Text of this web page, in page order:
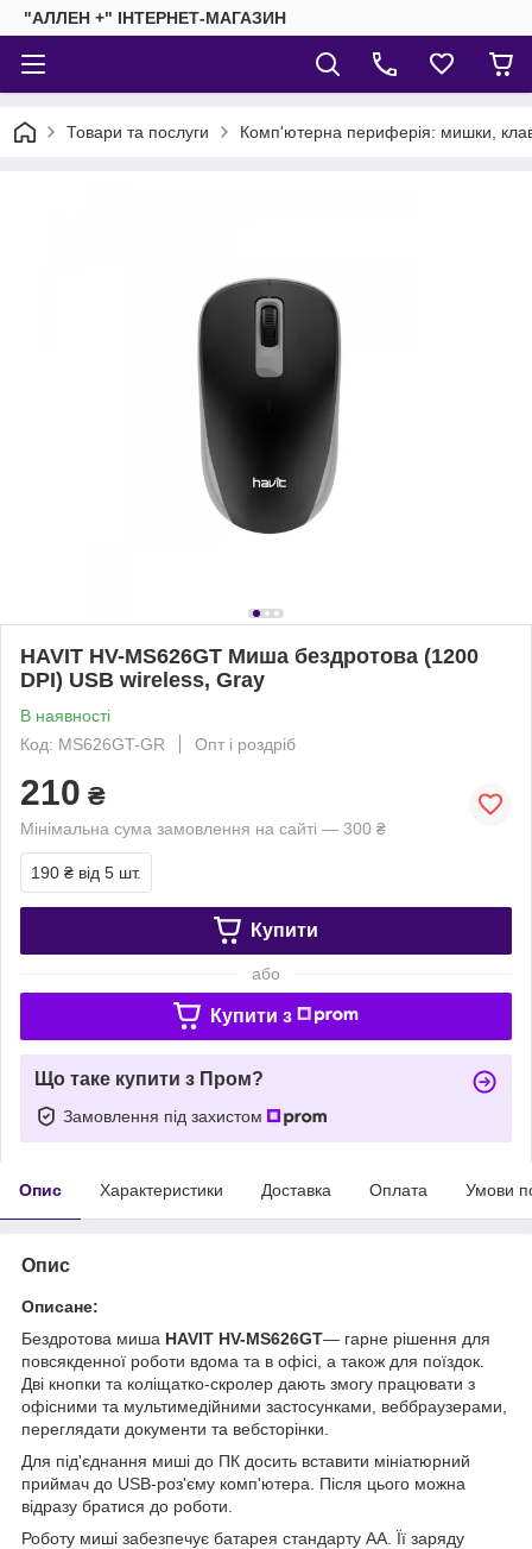
"АЛЛЕН +" ІНТЕРНЕТ-МАГАЗИН
Товари та послуги Комп'ютерна периферія: мишки,
HAVIT HV-MS626GT Миша бездротова (1200
DPI) USB wireless, Gray
В наявності
Код: MS626GT-GR
Опт і роздріб
210 ₴
Мінімальна сума замовлення на сайті — 300 ₴
190 ₴ від 5 шт.
Купити
або
Купити з
Що таке купити з Пром?
Замовлення під захистом
Опис Характеристики Доставка Оплата Умови
Опис
Описане:
Бездротова миша HAVIT HV-MS626GT— гарне рішення для
повсякденної роботи вдома та в офісі, а також для поїздок.
Дві кнопки та коліщатко-скролер дають змогу працювати з
офісними та мультимедійними застосунками, веббраузерами,
переглядати документи та вебсторінки.
Для під'єднання миші до ПК досить вставити мініатюрний
приймач до USB-роз'єму комп'ютера. Після цього можна
відразу братися до роботи.
Роботу миші забезпечує батарея стандарту AA. Її заряду